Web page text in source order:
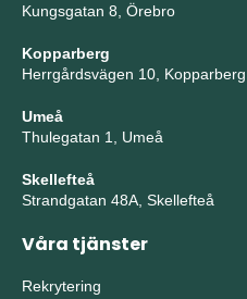
Kungsgatan 8, Örebro
Kopparberg
Herrgårdsvägen 10, Kopparberg
Umeå
Thulegatan 1, Umeå
Skellefteå
Strandgatan 48A, Skellefteå
Våra tjänster
Rekrytering